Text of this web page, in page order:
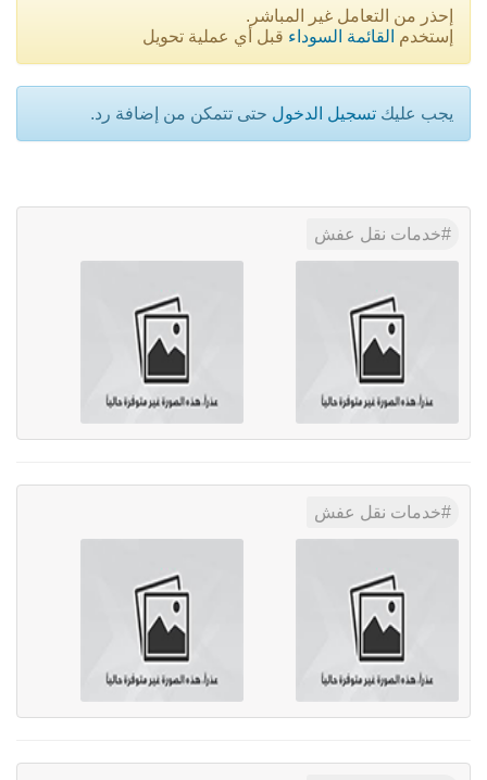
إحذر من التعامل غير المباشر.
إستخدم القائمة السوداء قبل أي عملية تحويل
يجب عليك تسجيل الدخول حتى تتمكن من إضافة رد.
خدمات نقل عفش
خدمات نقل عفش